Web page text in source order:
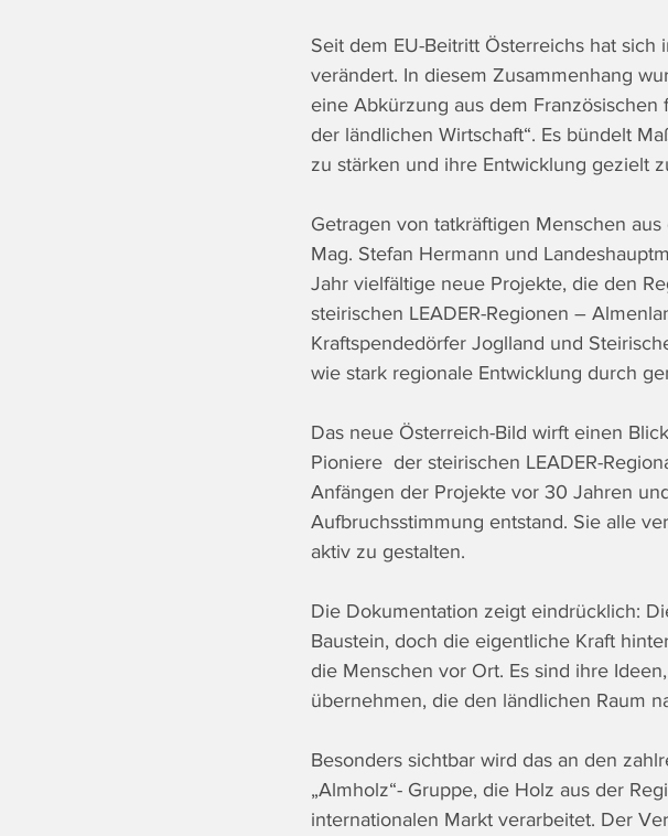
Seit dem EU-Beitritt Österreichs hat
verändert. In diesem Zusammenhang
eine Abkürzung aus dem
der ländlichen Wirtschaft“. Es bündelt
zu stärken und ihre Entwicklung gezielt
Getragen von tatkräftigen Menschen
Mag. Stefan Hermann und
Jahr vielfältige neue Projekte, die den
steirischen LEADER-Regionen –
Kraftspendedörfer Joglland und
wie stark regionale Entwicklung durch
Das neue Österreich-Bild wirft einen
Pioniere  der steirischen LEADER-
Anfängen der Projekte vor 30 Jahren
Aufbruchsstimmung entstand. Sie alle
aktiv zu gestalten.
Die Dokumentation zeigt eindrücklich:
Baustein, doch die eigentliche Kraft
die Menschen vor Ort. Es sind ihre
übernehmen, die den ländlichen Raum
Besonders sichtbar wird das an den
„Almholz“- Gruppe, die Holz aus der
internationalen Markt verarbeitet. Der